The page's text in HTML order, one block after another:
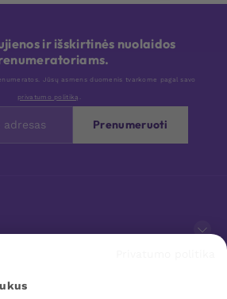
ir išskirtinės nuolaidos
Jūsų asmens duomenis tvarkome pagal savo
privatumo politiką
Prenumeruoti